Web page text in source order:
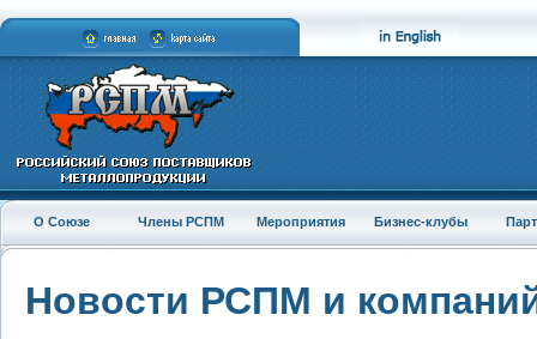
О Союзе Члены РСПМ Мероприятия Бизнес-клубы
Новости РСПМ и